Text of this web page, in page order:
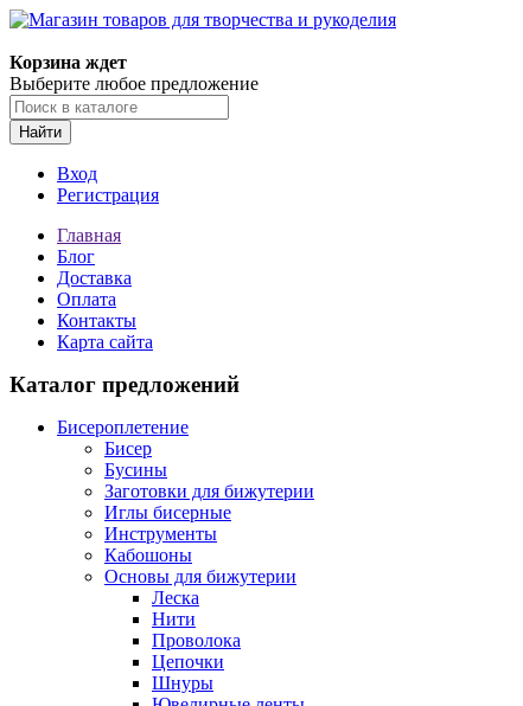
Корзина ждет
Выберите любое предложение
Найти
Вход
Регистрация
Главная
Блог
Доставка
Оплата
Контакты
Карта сайта
Каталог предложений
Бисероплетение
Бисер
Бусины
Заготовки для бижутерии
Иглы бисерные
Инструменты
Кабошоны
Основы для бижутерии
Леска
Нити
Проволока
Цепочки
Шнуры